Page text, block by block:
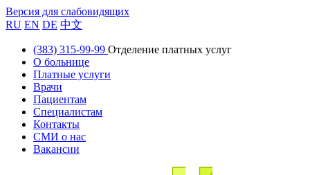
Версия для слабовидящих
RU EN DE 中文
(383) 315-99-99 Отделение платных услуг
О больнице
Платные услуги
Врачи
Пациентам
Специалистам
Контакты
СМИ о нас
Вакансии